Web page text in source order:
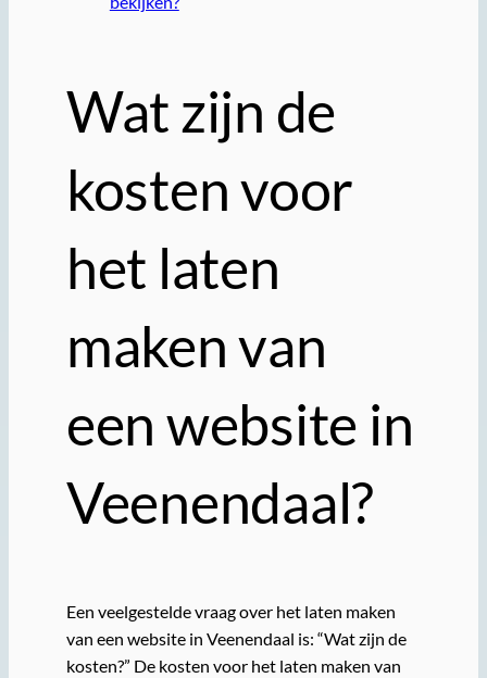
Wat zijn de
kosten voor
het laten
maken van
een website in
Veenendaal?
Een veelgestelde vraag over het laten maken
van een website in Veenendaal is: “Wat zijn de
kosten?” De kosten voor het laten maken van